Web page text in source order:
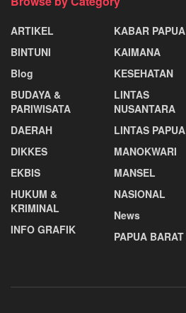
ARTIKEL
BINTUNI
Blog
BUDAYA &
PARIWISATA
DAERAH
DIKKES
EKBIS
HUKUM &
KRIMINAL
INFO GRAFIK
KABAR PAPUA
KAIMANA
KESEHATAN
LINTAS
NUSANTARA
LINTAS PAPUA
MANOKWARI
MANSEL
NASIONAL
News
PAPUA BARAT